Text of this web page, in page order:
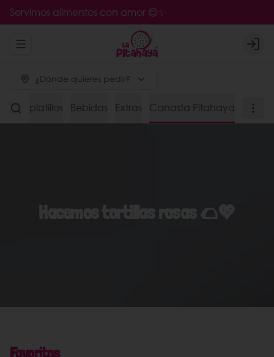
Servimos alimentos con amor 😊✨
Abrir menu de navegación Login
¿Dónde quieres pedir?
de platillos Bebidas Extras Canasta Pitahaya
Hacemos tortillas rosas 🌮💖
Favoritos